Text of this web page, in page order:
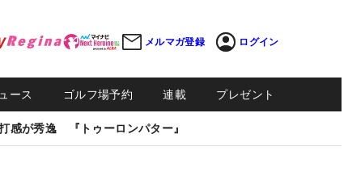
メルマガ登録 ログイン
ース ゴルフ場予約 連載 プレゼント
感が秀逸 『トゥーロンパター』